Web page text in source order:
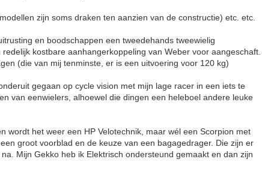
zijn soms draken ten aanzien van de constructie) etc. etc.
en boodschappen een tweedehands tweewielig
kostbare aanhangerkoppeling van Weber voor aangeschaft.
(die van mij tenminste, er is een uitvoering voor 120 kg)
gegaan op cycle vision met mijn lage racer in een iets te
van eenwielers, alhoewel die dingen een heleboel andere leuke
wordt het weer een HP Velotechnik, maar wél een Scorpion met
groot voorblad en de keuze van een bagagedrager. Die zijn er
Mijn Gekko heb ik Elektrisch ondersteund gemaakt en dan zijn